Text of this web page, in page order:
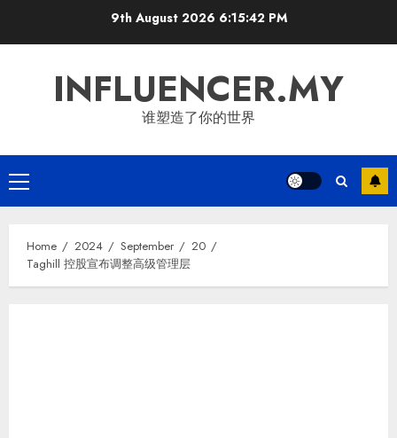
9th August 2026 6:15:43 PM
INFLUENCER.MY
谁塑造了你的世界
Primary
Menu
Home 2024 September
20
Taghill 控股宣布调整高级管理层